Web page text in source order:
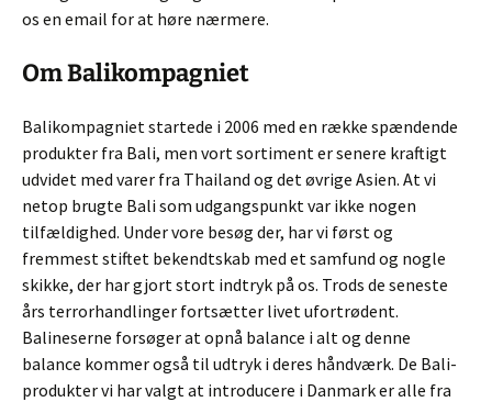
os en email for at høre nærmere.
Om Balikompagniet
Balikompagniet startede i 2006 med en række spændende
produkter fra Bali, men vort sortiment er senere kraftigt
udvidet med varer fra Thailand og det øvrige Asien. At vi
netop brugte Bali som udgangspunkt var ikke nogen
tilfældighed. Under vore besøg der, har vi først og
fremmest stiftet bekendtskab med et samfund og nogle
skikke, der har gjort stort indtryk på os. Trods de seneste
års terrorhandlinger fortsætter livet ufortrødent.
Balineserne forsøger at opnå balance i alt og denne
balance kommer også til udtryk i deres håndværk. De Bali-
produkter vi har valgt at introducere i Danmark er alle fra